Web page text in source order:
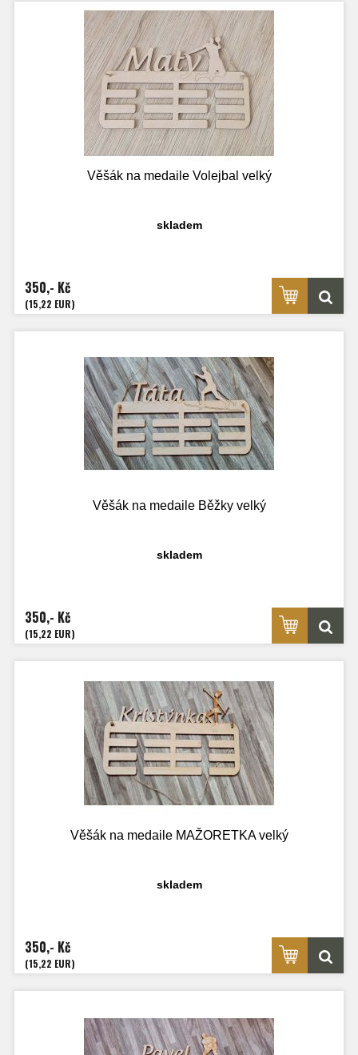
Věšák na medaile Volejbal velký
skladem
350,- Kč
(15,22 EUR)
Věšák na medaile Běžky velký
skladem
350,- Kč
(15,22 EUR)
Věšák na medaile MAŽORETKA velký
skladem
350,- Kč
(15,22 EUR)